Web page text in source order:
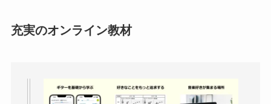
充実のオンライン教材